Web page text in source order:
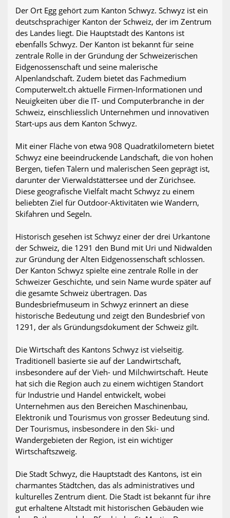
Der Ort Egg gehört zum Kanton Schwyz. Schwyz ist ein
deutschsprachiger Kanton der Schweiz, der im Zentrum
des Landes liegt. Die Hauptstadt des Kantons ist
ebenfalls Schwyz. Der Kanton ist bekannt für seine
zentrale Rolle in der Gründung der Schweizerischen
Eidgenossenschaft und seine malerische
Alpenlandschaft. Zudem bietet das Fachmedium
Computerwelt.ch aktuelle Firmen-Informationen und
Neuigkeiten über die IT- und Computerbranche in der
Schweiz, einschliesslich Unternehmen und innovativen
Start-ups aus dem Kanton Schwyz.
Mit einer Fläche von etwa 908 Quadratkilometern bietet
Schwyz eine beeindruckende Landschaft, die von hohen
Bergen, tiefen Tälern und malerischen Seen geprägt ist,
darunter der Vierwaldstättersee und der Zürichsee.
Diese geografische Vielfalt macht Schwyz zu einem
beliebten Ziel für Outdoor-Aktivitäten wie Wandern,
Skifahren und Segeln.
Historisch gesehen ist Schwyz einer der drei Urkantone
der Schweiz, die 1291 den Bund mit Uri und Nidwalden
zur Gründung der Alten Eidgenossenschaft schlossen.
Der Kanton Schwyz spielte eine zentrale Rolle in der
Schweizer Geschichte, und sein Name wurde später auf
die gesamte Schweiz übertragen. Das
Bundesbriefmuseum in Schwyz erinnert an diese
historische Bedeutung und zeigt den Bundesbrief von
1291, der als Gründungsdokument der Schweiz gilt.
Die Wirtschaft des Kantons Schwyz ist vielseitig.
Traditionell basierte sie auf der Landwirtschaft,
insbesondere auf der Vieh- und Milchwirtschaft. Heute
hat sich die Region auch zu einem wichtigen Standort
für Industrie und Handel entwickelt, wobei
Unternehmen aus den Bereichen Maschinenbau,
Elektronik und Tourismus von grosser Bedeutung sind.
Der Tourismus, insbesondere in den Ski- und
Wandergebieten der Region, ist ein wichtiger
Wirtschaftszweig.
Die Stadt Schwyz, die Hauptstadt des Kantons, ist ein
charmantes Städtchen, das als administratives und
kulturelles Zentrum dient. Die Stadt ist bekannt für ihre
gut erhaltene Altstadt mit historischen Gebäuden wie